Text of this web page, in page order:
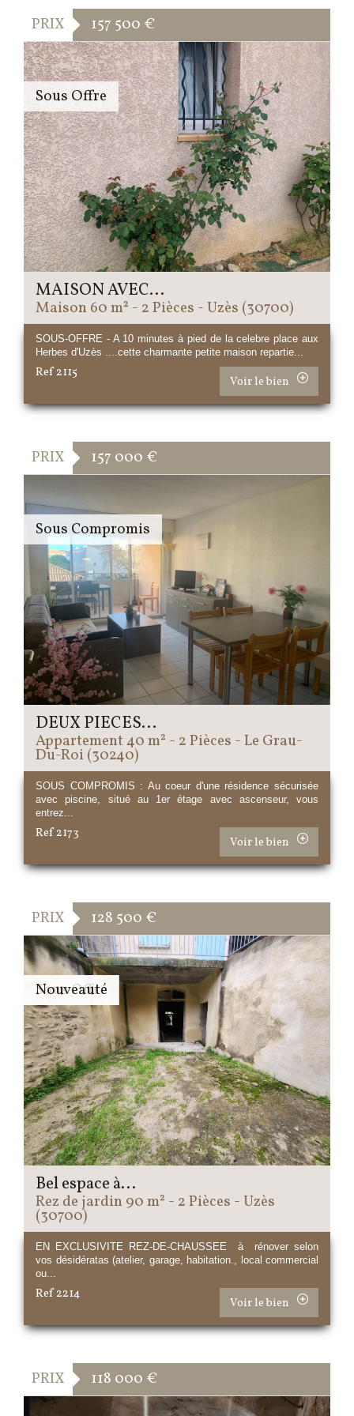
PRIX 157 500 €
Sous Offre
MAISON AVEC...
Maison 60 m² - 2 Pièces - Uzès (30700)
SOUS-OFFRE - A 10 minutes à pied de la celebre place aux
Herbes d'Uzès ....cette charmante petite maison repartie...
Ref 2115
Voir le bien
PRIX 157 000 €
Sous Compromis
DEUX PIECES...
Appartement 40 m² - 2 Pièces - Le Grau-
Du-Roi (30240)
SOUS COMPROMIS : Au coeur d'une résidence sécurisée
avec piscine, situé au 1er étage avec ascenseur, vous
entrez...
Ref 2173
Voir le bien
PRIX 128 500 €
Sous Offre
Nouveauté
Bel espace à...
Rez de jardin 90 m² - 2 Pièces - Uzès
(30700)
EN EXCLUSIVITE REZ-DE-CHAUSSEE à rénover selon
vos désidératas (atelier, garage, habitation., local commercial
ou...
Ref 2214
Voir le bien
PRIX 118 000 €